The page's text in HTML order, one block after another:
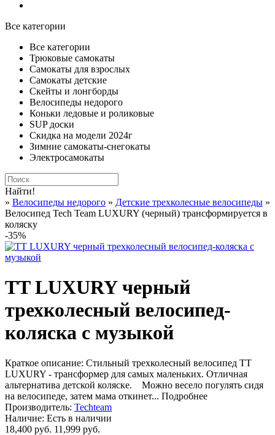
Все категории
Все категории
Трюковые самокаты
Самокаты для взрослых
Самокаты детские
Cкейты и лонгборды
Велосипеды недорого
Коньки ледовые и роликовые
SUP доски
Скидка на модели 2024г
Зимние самокаты-снегокаты
Электросамокаты
Найти!
» Велосипеды недорого » Детские трехколесные велосипеды »
Велосипед Tech Team LUXURY (черный) трансформируется в
коляску
-35%
TT LUXURY черный
трехколесный велосипед-
коляска с музыкой
Краткое описание: Стильный трехколесный велосипед TT
LUXURY - трансформер для самых маленьких. Отличная
альтернатива детской коляске. Можно весело погулять сидя
на велосипеде, затем мама откинет... Подробнее
Производитель: Techteam
Наличие: Есть в наличии
18,400 руб. 11,999 руб.